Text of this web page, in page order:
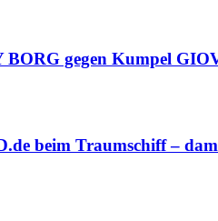
gegen Kumpel
beim Traumschiff –